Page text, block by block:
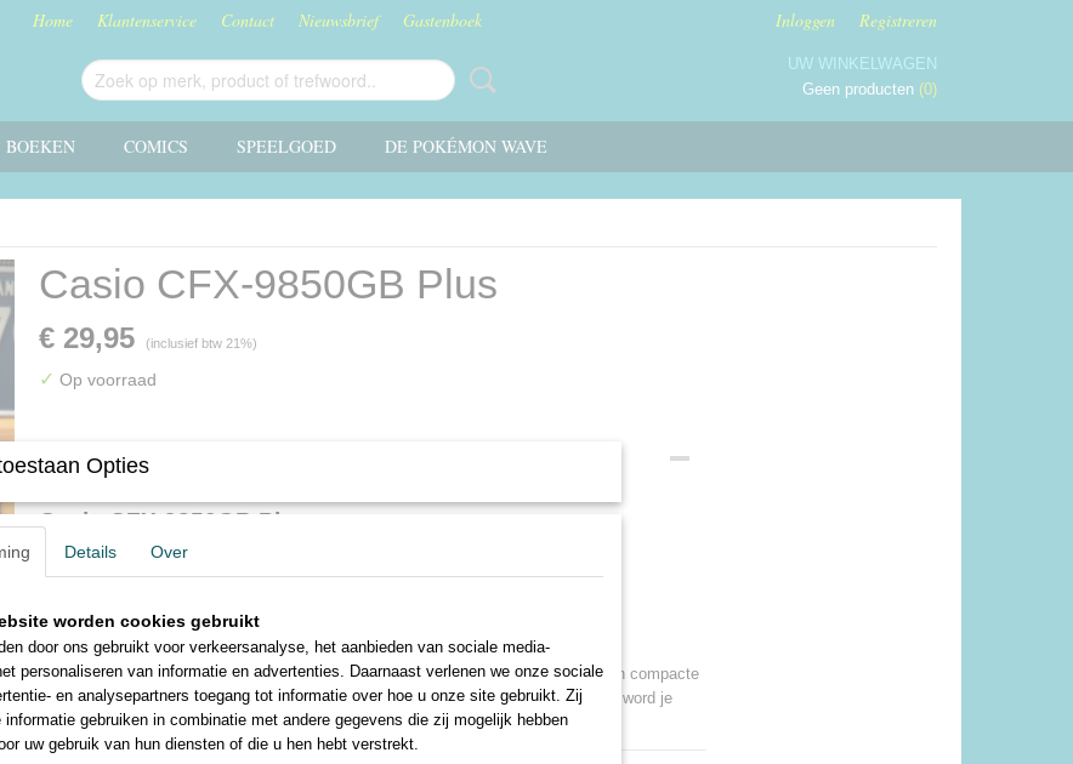
Home Klantenservice Contact Nieuwsbrief Gastenboek Inloggen Registreren
UW WINKELWAGEN
Geen producten (0)
BOEKEN COMICS SPEELGOED DE POKÉMON WAVE
Casio CFX-9850GB Plus
€ 29,95 (inclusief btw 21%)
✓ Op voorraad
Omschrijving
Casio CFX-9850GB Plus
Color Power Graphic
Graphic Scientific
De Casio CFX-9850GC Plus is een scherp geprijsde grafische rekenmachine in een compacte
behuizing. Met 8 schermregels en de mogelijkheid om hem aan de pc te verbinden word je
zeker niet gelimiteerd in de mogelijkheden.
Opties
Details Over
worden cookies gebruikt
door ons gebruikt voor verkeersanalyse, het aanbieden van sociale media-
personaliseren van informatie en advertenties. Daarnaast verlenen we onze sociale
en analysepartners toegang tot informatie over hoe u onze site gebruikt. Zij
informatie gebruiken in combinatie met andere gegevens die zij mogelijk hebben
uw gebruik van hun diensten of die u hen hebt verstrekt.